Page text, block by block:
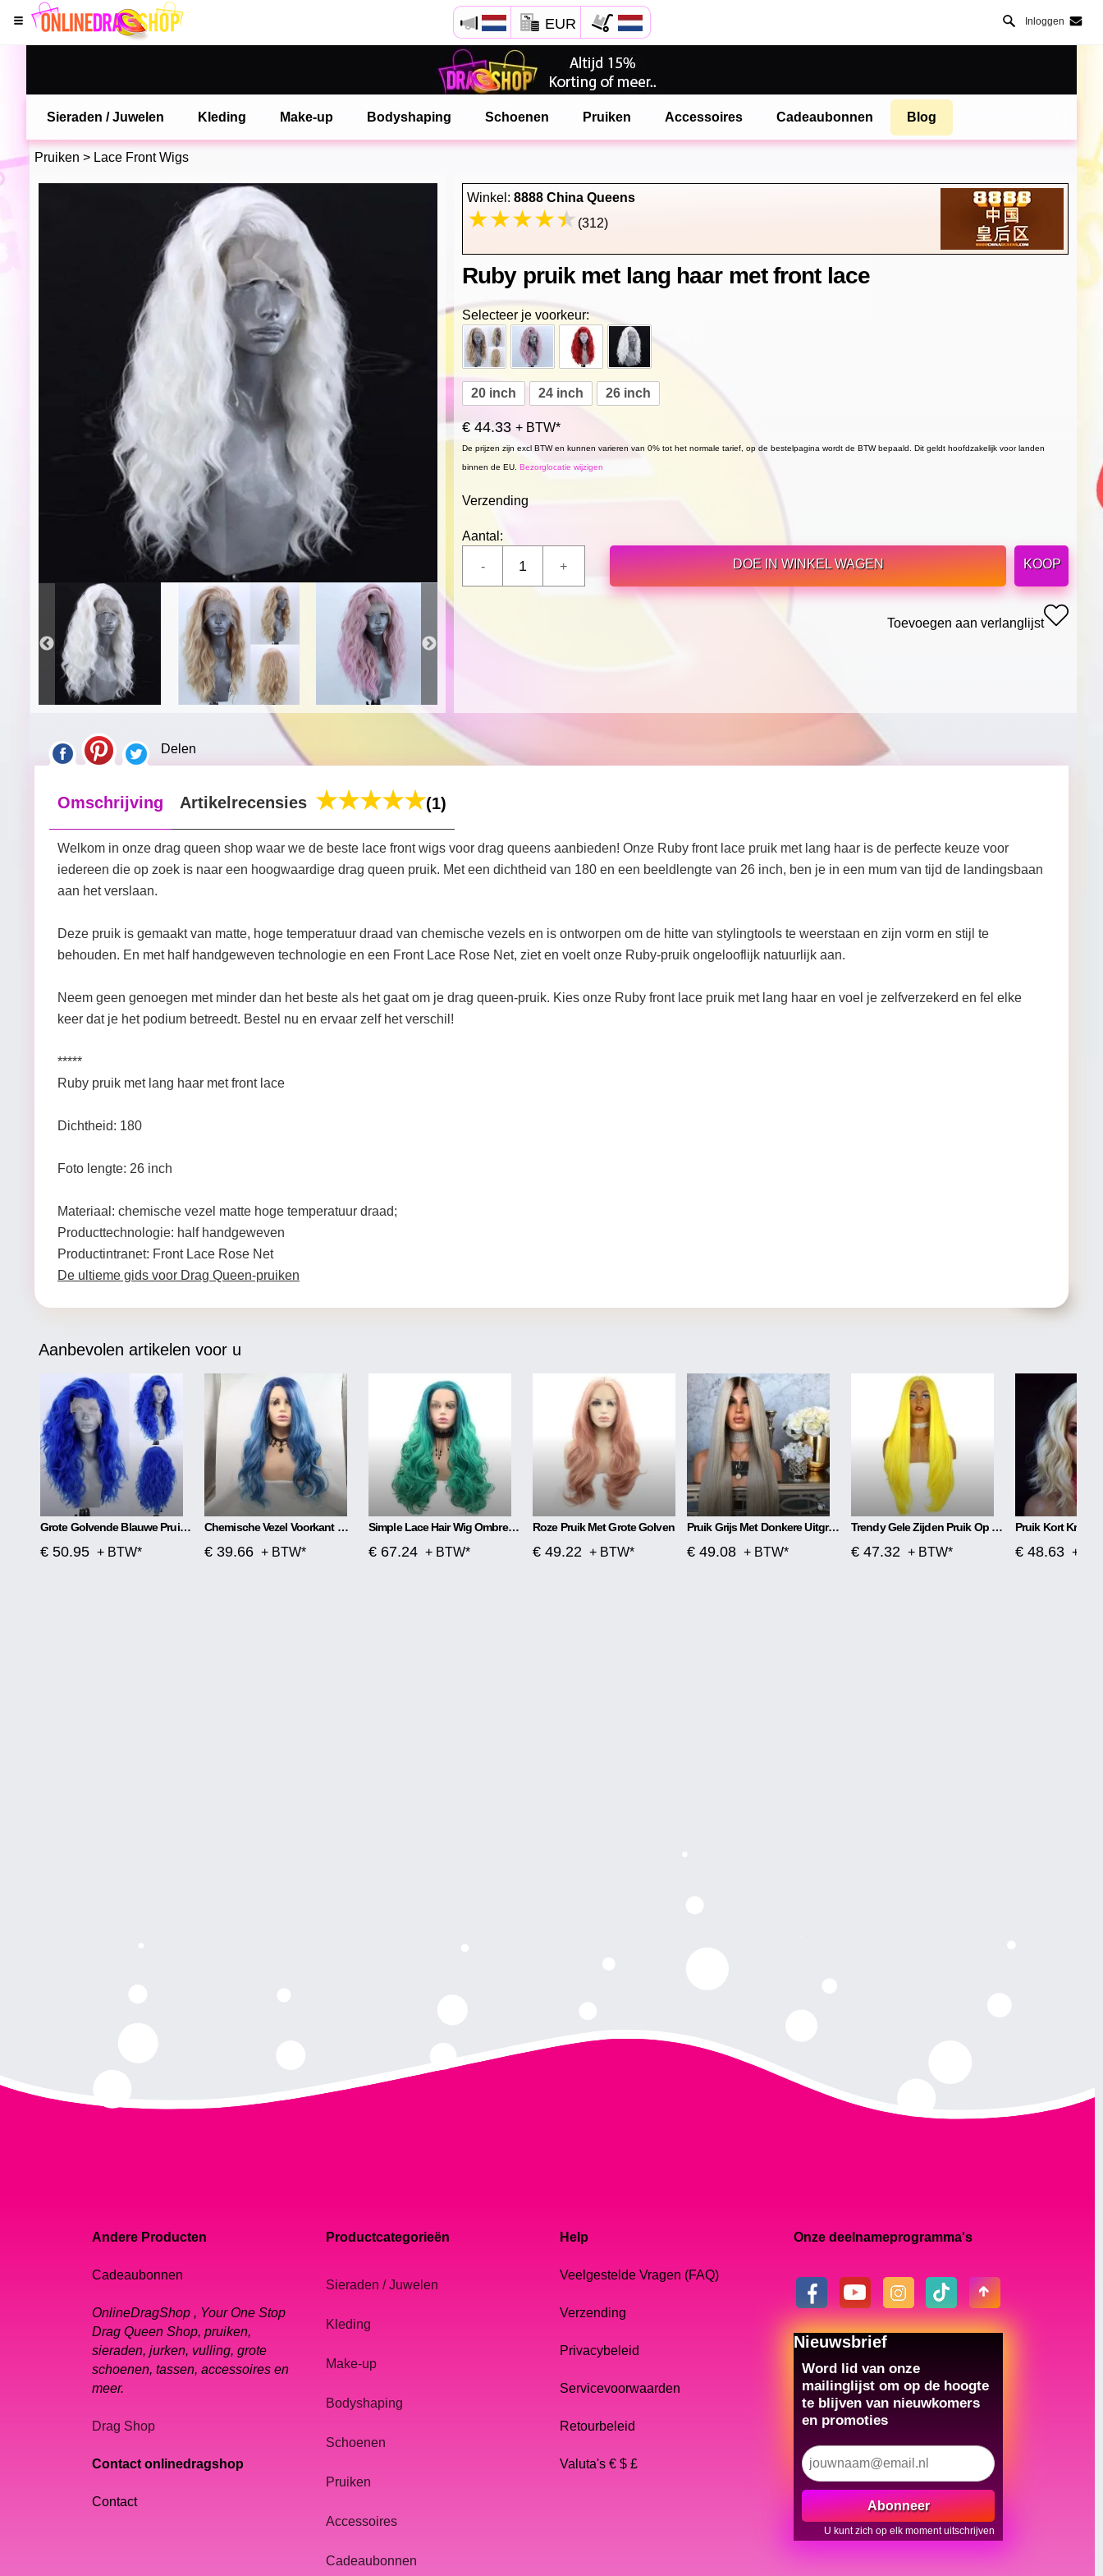
EUR Inloggen
Sieraden / Juwelen Kleding Make-up Bodyshaping Schoenen Pruiken Accessoires Cadeaubonnen Blog
Pruiken > Lace Front Wigs
Winkel: 8888 China Queens
(312)
Ruby pruik met lang haar met front lace
Selecteer je voorkeur:
20 inch 24 inch 26 inch
€ 44.33 + BTW*
De prijzen zijn excl BTW en kunnen varieren van 0% tot het normale tarief, op de bestelpagina wordt de BTW bepaald. Dit geldt hoofdzakelijk voor landen
binnen de EU. Bezorglocatie wijzigen
Verzending
Aantal:
DOE IN WINKEL WAGEN
KOOP
Toevoegen aan verlanglijst
Delen
Omschrijving Artikelrecensies (1)
Welkom in onze drag queen shop waar we de beste lace front wigs voor drag queens aanbieden! Onze Ruby front lace pruik met lang haar is de perfecte keuze voor
iedereen die op zoek is naar een hoogwaardige drag queen pruik. Met een dichtheid van 180 en een beeldlengte van 26 inch, ben je in een mum van tijd de landingsbaan
aan het verslaan.
Deze pruik is gemaakt van matte, hoge temperatuur draad van chemische vezels en is ontworpen om de hitte van stylingtools te weerstaan en zijn vorm en stijl te
behouden. En met half handgeweven technologie en een Front Lace Rose Net, ziet en voelt onze Ruby-pruik ongelooflijk natuurlijk aan.
Neem geen genoegen met minder dan het beste als het gaat om je drag queen-pruik. Kies onze Ruby front lace pruik met lang haar en voel je zelfverzekerd en fel elke
keer dat je het podium betreedt. Bestel nu en ervaar zelf het verschil!
*****
Ruby pruik met lang haar met front lace
Dichtheid: 180
Foto lengte: 26 inch
Materiaal: chemische vezel matte hoge temperatuur draad;
Producttechnologie: half handgeweven
Productintranet: Front Lace Rose Net
De ultieme gids voor Drag Queen-pruiken
Aanbevolen artikelen voor u
Grote Golvende Blauwe Pruik Met Front Lace
€ 50.95 + BTW*
Chemische Vezel Voorkant Met Middenscheiding, Mat Lang Krullend Haar
€ 39.66 + BTW*
Simple Lace Hair Wig Ombre Blauw Tot Groen
€ 67.24 + BTW*
Roze Pruik Met Grote Golven
€ 49.22 + BTW*
Pruik Grijs Met Donkere Uitgroei
€ 49.08 + BTW*
Trendy Gele Zijden Pruik Op Hoge Temperatuur
€ 47.32 + BTW*
Pruik Kort
€ 48.63 +
Open Safari menu.
of klik de safari knop zoals hiernaast getoont
en klik TOEVOEGEN AAN BUREAUBLAD
Andere Producten
Cadeaubonnen
OnlineDragShop , Your One Stop
Drag Queen Shop, pruiken,
sieraden, jurken, vulling, grote
schoenen, tassen, accessoires en
meer.
Drag Shop
Contact onlinedragshop
Contact
Productcategorieën
Sieraden / Juwelen
Kleding
Make-up
Bodyshaping
Schoenen
Pruiken
Accessoires
Cadeaubonnen
Help
Veelgestelde Vragen (FAQ)
Verzending
Privacybeleid
Servicevoorwaarden
Retourbeleid
Valuta's € $ £
Onze deelnameprogramma's
Nieuwsbrief
Word lid van onze
mailinglijst om op de hoogte
te blijven van nieuwkomers
en promoties
Abonneer
U kunt zich op elk moment uitschrijven